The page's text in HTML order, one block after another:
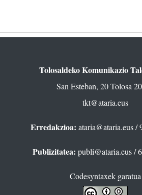
Tolosaldeko Komunikazio
San Esteban, 20 Tolosa
tkt@ataria.eus
Erredakzioa: ataria@ataria.eus/
Publizitatea: publi@ataria.eus/
Codesyntaxek garatua